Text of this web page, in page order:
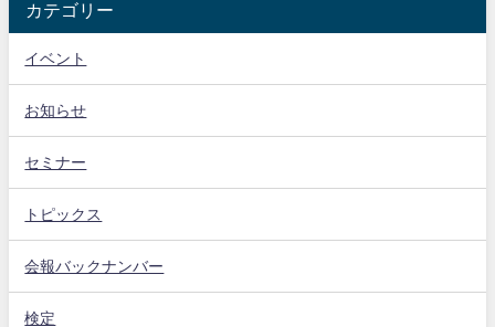
カテゴリー
イベント
お知らせ
セミナー
トピックス
会報バックナンバー
検定